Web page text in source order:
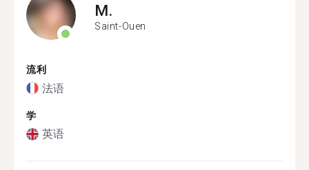
M.
Saint-Ouen
流利
法语
学
英语